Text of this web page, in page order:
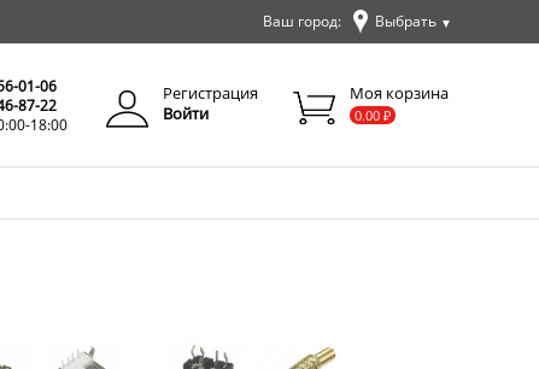
Ваш город: Выбрать ▼
01-06
87-22
18:00
Регистрация
Войти
Моя корзина
0.00 ₽